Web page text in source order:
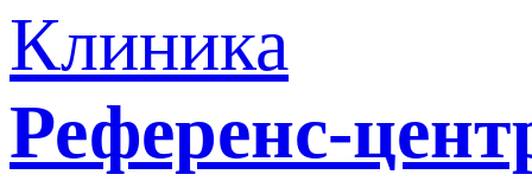
Клиника
Референс-